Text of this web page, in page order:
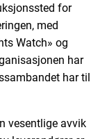
for
med
Watch» og
har
har til
vesentlige avvik